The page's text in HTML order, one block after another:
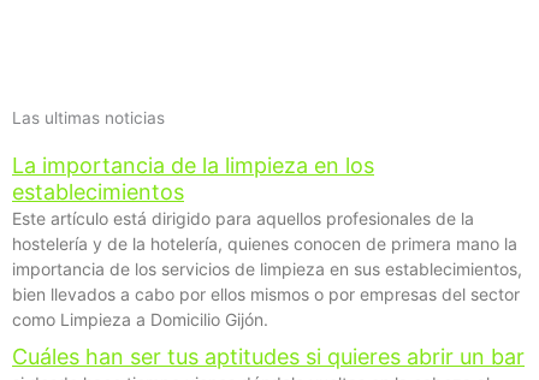
Las ultimas noticias
La importancia de la limpieza en los
establecimientos
Este artículo está dirigido para aquellos profesionales de la
hostelería y de la hotelería, quienes conocen de primera mano la
importancia de los servicios de limpieza en sus establecimientos,
bien llevados a cabo por ellos mismos o por empresas del sector
como Limpieza a Domicilio Gijón.
Cuáles han ser tus aptitudes si quieres abrir un bar